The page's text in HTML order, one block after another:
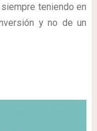
teniendo en
y no de un